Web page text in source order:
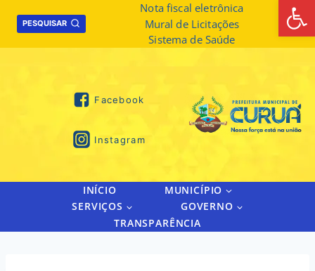
PESQUISAR
Nota fiscal eletrônica
Mural de Licitações
Sistema de Saúde
Facebook
Instagram
INÍCIO
MUNICÍPIO
SERVIÇOS
GOVERNO
TRANSPARÊNCIA